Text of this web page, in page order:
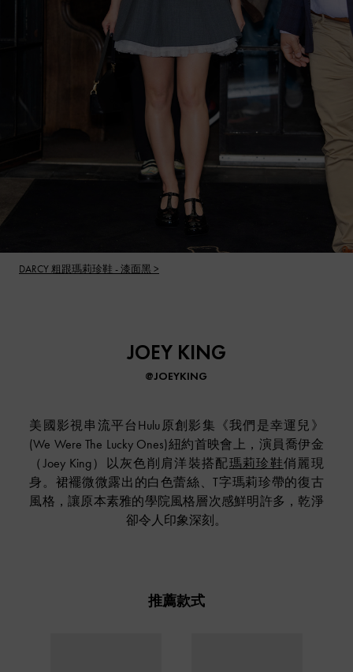
DARCY 粗跟瑪莉珍鞋 - 漆面黑 >
JOEY KING
@JOEYKING
美國影視串流平台Hulu原創影集《我們是幸運兒》
(We Were The Lucky Ones)紐約首映會上，演員喬伊金
（Joey King）以灰色削肩洋裝搭配瑪莉珍鞋俏麗現
身。裙襬微微露出的白色蕾絲、T字瑪莉珍帶的復古
風格，讓原本素雅的學院風格層次感鮮明許多，乾淨
卻令人印象深刻。
推薦款式